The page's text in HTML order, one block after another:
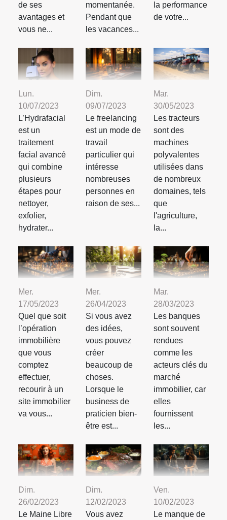
de ses
avantages et
vous ne...
momentanée.
Pendant que
les vacances...
la performance
de votre...
Lun.
10/07/2023
L’Hydrafacial
est un
traitement
facial avancé
qui combine
plusieurs
étapes pour
nettoyer,
exfolier,
hydrater...
Dim.
09/07/2023
Le freelancing
est un mode de
travail
particulier qui
intéresse
nombreuses
personnes en
raison de ses...
Mar.
30/05/2023
Les tracteurs
sont des
machines
polyvalentes
utilisées dans
de nombreux
domaines, tels
que
l'agriculture,
la...
Mer.
17/05/2023
Quel que soit
l’opération
immobilière
que vous
comptez
effectuer,
recourir à un
site immobilier
va vous...
Mer.
26/04/2023
Si vous avez
des idées,
vous pouvez
créer
beaucoup de
choses.
Lorsque le
business de
praticien bien-
être est...
Mar.
28/03/2023
Les banques
sont souvent
rendues
comme les
acteurs clés du
marché
immobilier, car
elles
fournissent
les...
Dim.
26/02/2023
Le Maine Libre
Dim.
12/02/2023
Vous avez
Ven.
10/02/2023
Le manque de